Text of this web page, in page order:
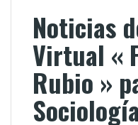
Noticias
Virtual «
Rubio »